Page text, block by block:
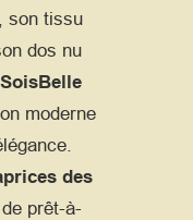
son tissu
dos nu
moderne
des
prêt-à-